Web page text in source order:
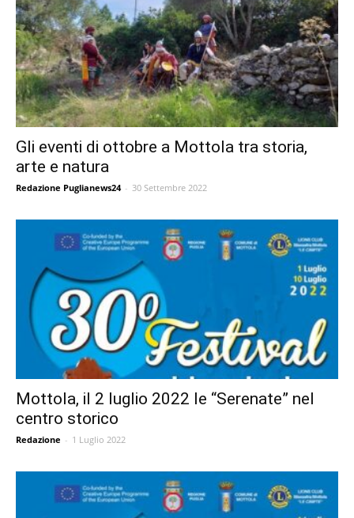
Gli eventi di ottobre a Mottola tra storia,
arte e natura
Redazione Puglianews24 - 30 Settembre 2022
Mottola, il 2 luglio 2022 le “Serenate” nel
centro storico
Redazione - 1 Luglio 2022